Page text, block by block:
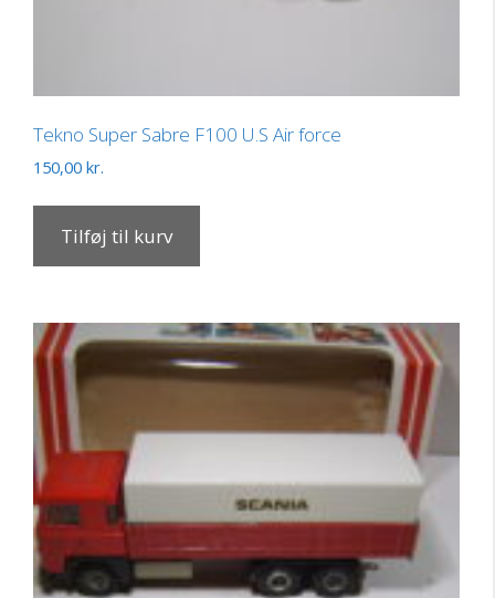
Tekno Super Sabre F100 U.S Air force
150,00 kr.
Tilføj til kurv